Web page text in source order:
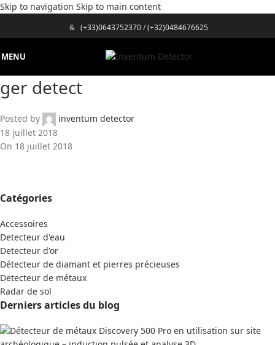
Skip to navigation Skip to main content
& (+33)0643752370/(+32)0484676625
MENU
ger detect
Posted by
inventum detector
18 juillet 2018
On 18 juillet 2018
Catégories
Accessoires
Detecteur d'eau
Detecteur d'or
Détecteur de diamant et pierres précieuses
Detecteur de métaux
Radar de sol
Derniers articles du blog